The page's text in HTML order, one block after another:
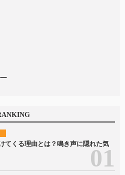
てくる理由とは？鳴き声に隠れた気